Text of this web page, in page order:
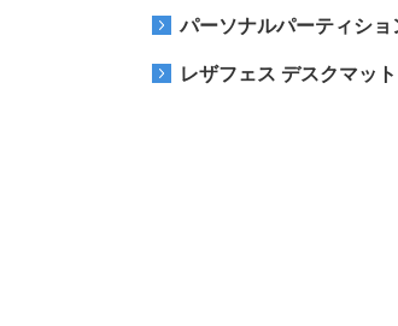
パーソナルパーティショ
レザフェス デスクマット